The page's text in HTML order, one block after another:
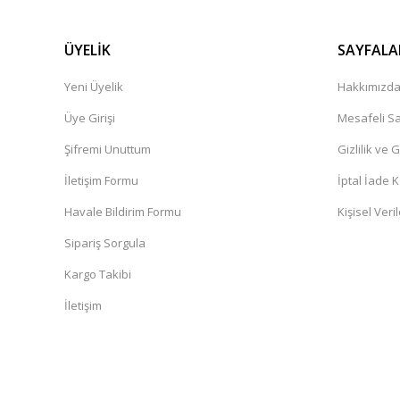
ÜYELİK
Yeni Üyelik
Üye Girişi
Şifremi Unuttum
İletişim Formu
Havale Bildirim Formu
Sipariş Sorgula
Kargo Takibi
İletişim
Hakkımızda
Mesafeli
Gizlilik ve
İptal İade
Kişisel